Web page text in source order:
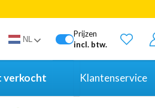
NL
Prijzen
incl. btw.
verkocht Klantenservice